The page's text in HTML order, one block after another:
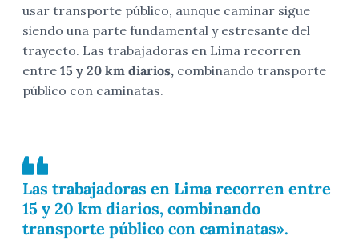
usar transporte público, aunque caminar sigue
siendo una parte fundamental y estresante del
trayecto. Las trabajadoras en Lima recorren
entre 15 y 20 km diarios, combinando transporte
público con caminatas.
Las trabajadoras en Lima recorren entre
15 y 20 km diarios, combinando
transporte público con caminatas».